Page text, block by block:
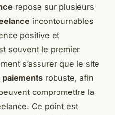
repose sur plusieurs
incontournables
positive et
souvent le premier
s’assurer que le site
robuste, afin
compromettre la
Ce point est